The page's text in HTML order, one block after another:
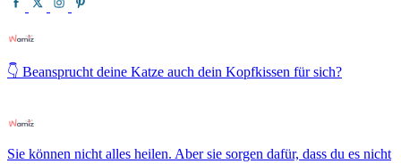
👇 Beansprucht deine Katze auch dein Kopfkissen für sich?
Sie können nicht alles heilen. Aber sie sorgen dafür, dass du es nicht